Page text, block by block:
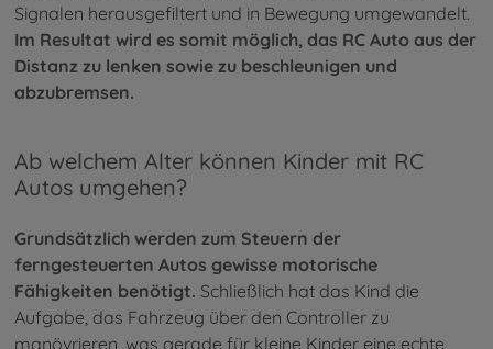
Signalen herausgefiltert und in Bewegung umgewandelt.
Im Resultat wird es somit möglich, das RC Auto aus der
Distanz zu lenken sowie zu beschleunigen und
abzubremsen.
Ab welchem Alter können Kinder mit RC
Autos umgehen?
Grundsätzlich werden zum Steuern der
ferngesteuerten Autos gewisse motorische
Fähigkeiten benötigt. Schließlich hat das Kind die
Aufgabe, das Fahrzeug über den Controller zu
manövrieren, was gerade für kleine Kinder eine echte